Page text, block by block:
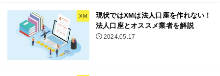
XM
現状ではXMは法人口座を作れない！
法人口座とオススメ業者を解説
2024.05.17